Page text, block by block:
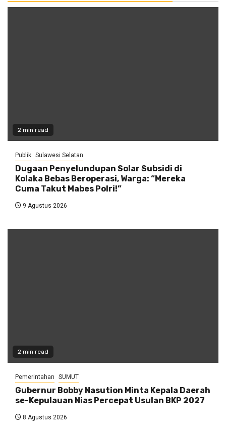
2 min read
Publik Sulawesi Selatan
Dugaan Penyelundupan Solar Subsidi di
Kolaka Bebas Beroperasi, Warga: “Mereka
Cuma Takut Mabes Polri!”
9 Agustus 2026
2 min read
Pemerintahan SUMUT
Gubernur Bobby Nasution Minta Kepala Daerah
se-Kepulauan Nias Percepat Usulan BKP 2027
8 Agustus 2026